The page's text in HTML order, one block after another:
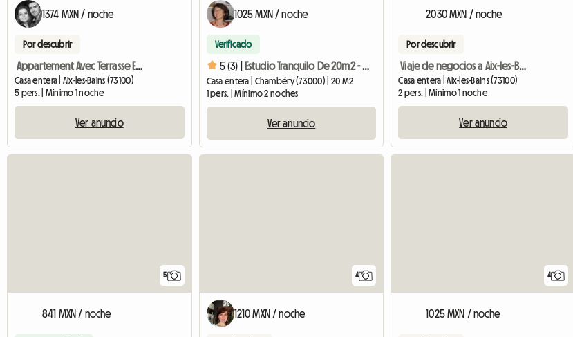
1374 MXN / noche
Por descubrir
Appartement Avec Terrasse Et 2 Chambres
Casa entera | Aix-les-Bains (73100)
5 pers. | Mínimo 1 noche
Ver anuncio
1025 MXN / noche
Verificado
5 (3) | Estudio Tranquilo De 20m2 - 10 Mns Del Centro - Aparcamiento Gratuito
Casa entera | Chambéry (73000) | 20 M2
1 pers. | Mínimo 2 noches
Ver anuncio
2030 MXN / noche
Por descubrir
Viaje de negocios a Aix-les-Bains
Casa entera | Aix-les-Bains (73100)
2 pers. | Mínimo 1 noche
Ver anuncio
5
841 MXN / noche
4
1210 MXN / noche
4
1025 MXN / noche